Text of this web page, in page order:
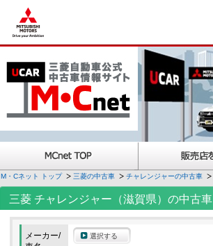
M・Cネット トップ 三菱の中古車 チャレンジャーの中古車
三菱 チャレンジャー（滋賀県）の中古車
メーカー/
選択する